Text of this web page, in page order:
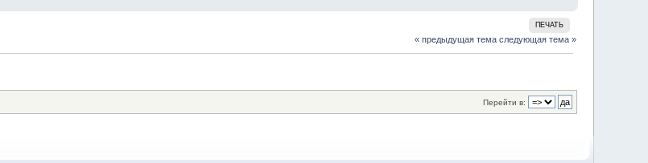
ПЕЧАТЬ
« предыдущая тема следующая тема »
Перейти в: